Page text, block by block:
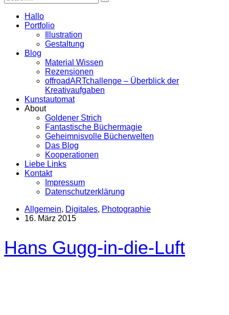
Hallo
Portfolio
Illustration
Gestaltung
Blog
Material Wissen
Rezensionen
offroadARTchallenge – Überblick der
Kreativaufgaben
Kunstautomat
About
Goldener Strich
Fantastische Büchermagie
Geheimnisvolle Bücherwelten
Das Blog
Kooperationen
Liebe Links
Kontakt
Impressum
Datenschutzerklärung
Allgemein, Digitales, Photographie
16. März 2015
Hans Gugg-in-die-Luft